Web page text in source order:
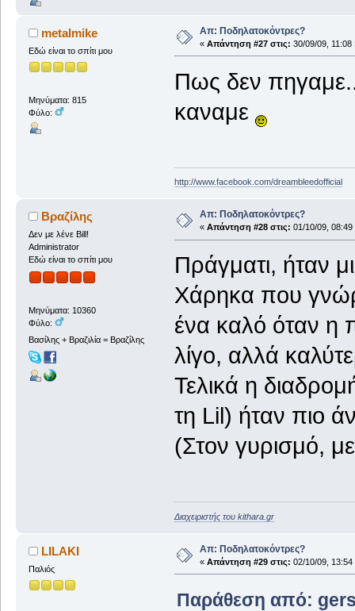
metalmike
Εδώ είναι το σπίτι μου
Μηνύματα: 815
Φύλο:
Απ: Ποδηλατοκόντρες?
« Απάντηση #27 στις: 30/09/09, 11:08
Πως δεν
καναμε
http://www.facebook.com/dreambleedofficial
Βραζίλης
Δεν με λένε Bill!
Administrator
Εδώ είναι το σπίτι μου
Μηνύματα: 10360
Φύλο:
Βασίλης + Βραζιλία = Βραζίλης
Απ: Ποδηλατοκόντρες?
« Απάντηση #28 στις: 01/10/09, 08:49
Πράγματι, ήταν
Χάρηκα που
ένα καλό όταν η
λίγο, αλλά
Τελικά η
τη Lil) ήταν πιο
(Στον γυρισμό,
Διαχειριστής του kithara.gr
LILAKI
Παλιός
Απ: Ποδηλατοκόντρες?
« Απάντηση #29 στις: 02/10/09, 13:54
Παράθεση από: gers